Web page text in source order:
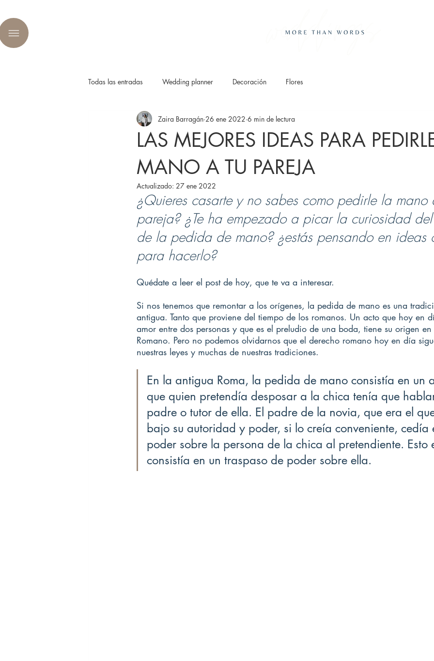
Todas las entradas Wedding planner Decoración Flores
LAS MEJORES IDEAS PARA
MANO A TU PAREJA
Zaira Barragán 26 ene 2022 6 min de lectura
Actualizado: 27 ene 2022
¿Quieres casarte y no sabes como pedirle la
pareja? ¿Te ha empezado a picar la curiosidad
de la pedida de mano? ¿estás pensando en
para hacerlo?
Quédate a leer el post de hoy, que te va a interesar.
Si nos tenemos que remontar a los orígenes, la pedida de mano es una
antigua. Tanto que proviene del tiempo de los romanos. Un acto que hoy en
amor entre dos personas y que es el preludio de una boda, tiene su origen
Romano. Pero no podemos olvidarnos que el derecho romano hoy en día
nuestras leyes y muchas de nuestras tradiciones.
En la antigua Roma, la pedida de mano consistía en un
que quien pretendía desposar a la chica tenía que
padre o tutor de ella. El padre de la novia, que era el
bajo su autoridad y poder, si lo creía conveniente, cedía
poder sobre la persona de la chica al pretendiente. Esto
consistía en un traspaso de poder sobre ella.